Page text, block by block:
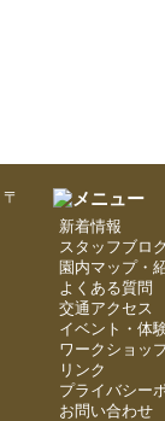
〒
新着情報
スタッフブロ
園内マップ・
よくある質問
交通アクセス
イベント・体
ワークショッ
リンク
プライバシー
お問い合わせ